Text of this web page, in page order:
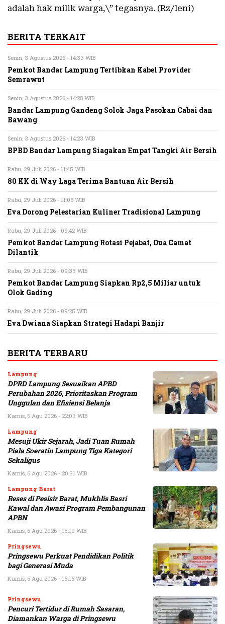
adalah hak milik warga,\” tegasnya. (Rz/leni)
BERITA TERKAIT
Senin, 3 Agustus 2026 - 14:33 WIB
Pemkot Bandar Lampung Tertibkan Kabel Provider
Semrawut
Senin, 3 Agustus 2026 - 14:28 WIB
Bandar Lampung Gandeng Solok Jaga Pasokan Cabai dan
Bawang
Senin, 3 Agustus 2026 - 14:23 WIB
BPBD Bandar Lampung Siagakan Empat Tangki Air Bersih
Rabu, 29 Juli 2026 - 11:45 WIB
80 KK di Way Laga Terima Bantuan Air Bersih
Rabu, 29 Juli 2026 - 11:08 WIB
Eva Dorong Pelestarian Kuliner Tradisional Lampung
Rabu, 29 Juli 2026 - 09:42 WIB
Pemkot Bandar Lampung Rotasi Pejabat, Dua Camat
Dilantik
Rabu, 29 Juli 2026 - 09:35 WIB
Pemkot Bandar Lampung Siapkan Rp2,5 Miliar untuk
Olok Gading
Rabu, 29 Juli 2026 - 09:25 WIB
Eva Dwiana Siapkan Strategi Hadapi Banjir
BERITA TERBARU
Lampung
DPRD Lampung Sesuaikan APBD
Perubahan 2026, Prioritaskan Program
Unggulan dan Efisiensi Belanja
Kamis, 6 Agu 2026 - 22:03 WIB
Lampung
Mesuji Ukir Sejarah, Jadi Tuan Rumah
Piala Soeratin Lampung Tiga Kategori
Sekaligus
Kamis, 6 Agu 2026 - 20:31 WIB
Lampung Barat
Reses di Pesisir Barat, Mukhlis Basri
Kawal dan Awasi Program Pembangunan
APBN
Kamis, 6 Agu 2026 - 15:19 WIB
Pringsewu
Pringsewu Perkuat Pendidikan Politik
bagi Generasi Muda
Kamis, 6 Agu 2026 - 15:16 WIB
Pringsewu
Pencuri Tertidur di Rumah Sasaran,
Diamankan Warga di Pringsewu